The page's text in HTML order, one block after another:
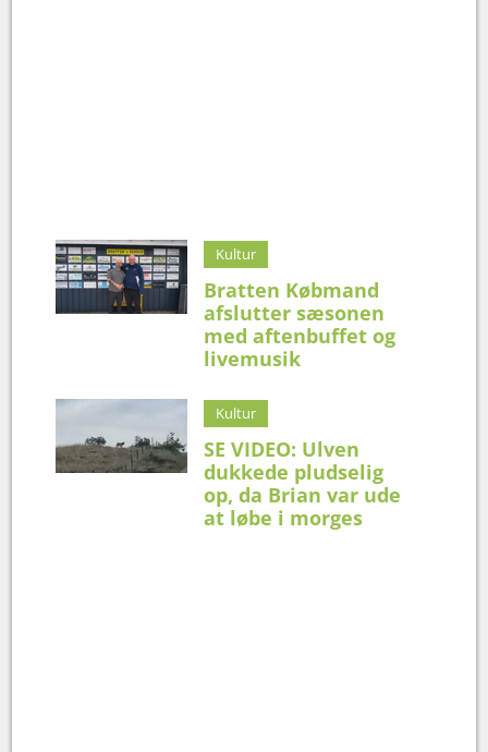
Kultur
Bratten Købmand
afslutter sæsonen
med aftenbuffet og
livemusik
Kultur
SE VIDEO: Ulven
dukkede pludselig
op, da Brian var ude
at løbe i morges